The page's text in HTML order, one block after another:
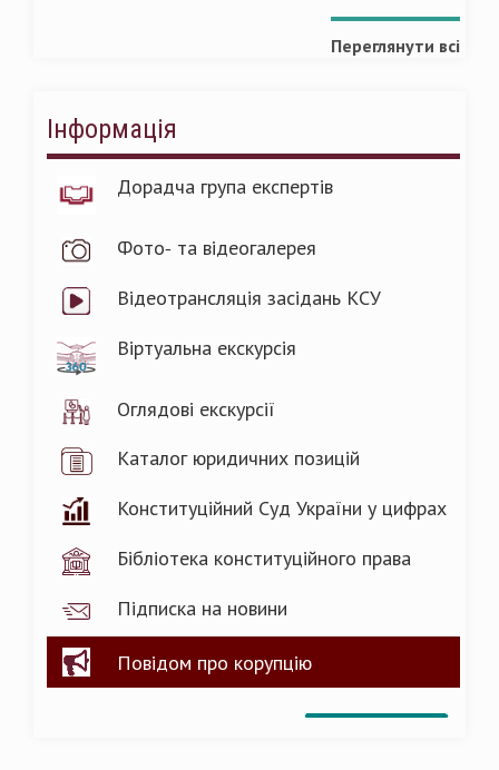
Переглянути всі
Інформація
Дорадча група експертів
Фото- та відеогалерея
Відеотрансляція засідань КСУ
Віртуальна екскурсія
Оглядові екскурсії
Каталог юридичних позицій
Конституційний Суд України у цифрах
Бібліотека конституційного права
Підписка на новини
Повідом про корупцію